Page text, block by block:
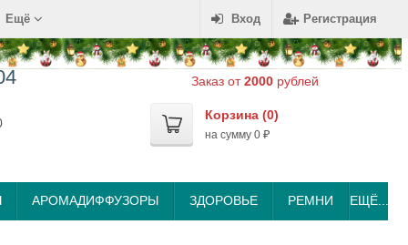
Вход Регистрация
Ещё
Заказ от2000 рублей
Корзина (0)
на сумму 0 ₽
АРОМАДИФФУЗОРЫ ЗДОРОВЬЕ РЕМНИ ЕЩЁ...